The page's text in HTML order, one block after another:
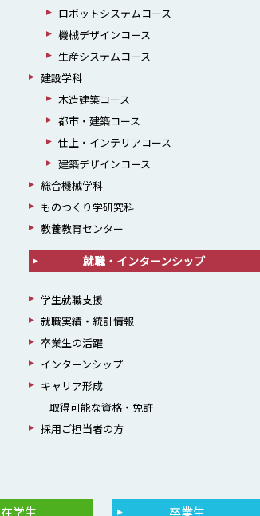
ロボットシステムコース
機械デザインコース
生産システムコース
建設学科
木造建築コース
都市・建築コース
仕上・インテリアコース
建築デザインコース
総合機械学科
ものつくり学研究科
教養教育センター
就職・インターンシップ
学生就職支援
就職実績・統計情報
卒業生の活躍
インターンシップ
キャリア形成
取得可能な資格・免許
採用ご担当者の方
在学生 卒業生